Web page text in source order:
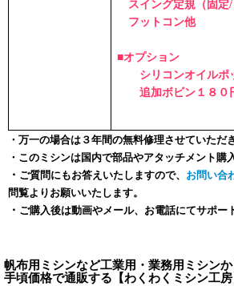
スイング定規（固定/
フットコン他
■オプション
シリコンオイルポッ
追加ボビン１８０
・万一の場合は３年間の無料修理させていただ
・このミシンは国内で部品やアタッチメント購
・ ご質問にもお答えいたしますので、 お問い合
問覧よりお願いいたします。
・ ご購入後は動画やメール、お電話にてサポー
帆布用ミシンなど工業用・業務用ミシン
手頃価格で通販する【わくわくミシン工